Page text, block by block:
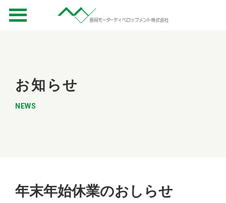
お知らせ
NEWS
年末年始休業のおしらせ